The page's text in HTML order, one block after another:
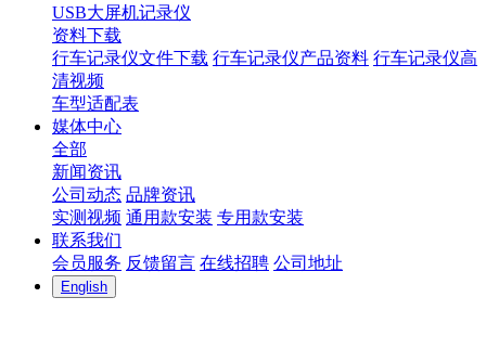
USB大屏机记录仪
资料下载
行车记录仪文件下载 行车记录仪产品资料 行车记录仪高
清视频
车型适配表
媒体中心
全部
新闻资讯
公司动态 品牌资讯
实测视频 通用款安装 专用款安装
联系我们
会员服务 反馈留言 在线招聘 公司地址
English